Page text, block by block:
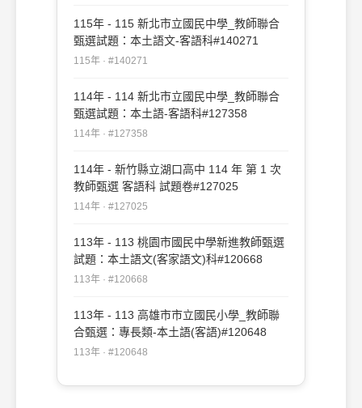
115年 - 115 新北市立國民中學_教師聯合
甄選試題：本土語文-客語科#140271
115年 · #140271
114年 - 114 新北市立國民中學_教師聯合
甄選試題：本土語-客語科#127358
114年 · #127358
114年 - 新竹縣立湖口高中 114 年 第 1 次
教師甄選 客語科 試題卷#127025
114年 · #127025
113年 - 113 桃園市國民中學新進教師甄選
試題：本土語文(客家語文)科#120668
113年 · #120668
113年 - 113 高雄市市立國民小學_教師聯
合甄選：專長類-本土語(客語)#120648
113年 · #120648